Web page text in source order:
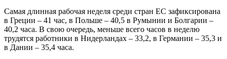
Самая длинная рабочая неделя среди стран ЕС зафиксирована
в Греции – 41 час, в Польше – 40,5 в Румынии и Болгарии –
40,2 часа. В свою очередь, меньше всего часов в неделю
трудятся работники в Нидерландах – 33,2, в Германии – 35,3 и
в Дании – 35,4 часа.